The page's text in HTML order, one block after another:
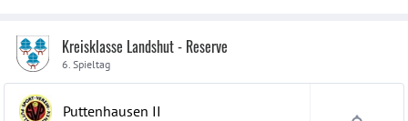
Kreisklasse Landshut - Reserve
6. Spieltag
Puttenhausen II